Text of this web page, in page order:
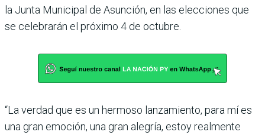
la Junta Municipal de Asun­ción, en las elecciones que
se celebrarán el próximo 4 de octubre.
“La verdad que es un her­moso lanzamiento, para mí es
una gran emoción, una gran alegría, estoy realmente